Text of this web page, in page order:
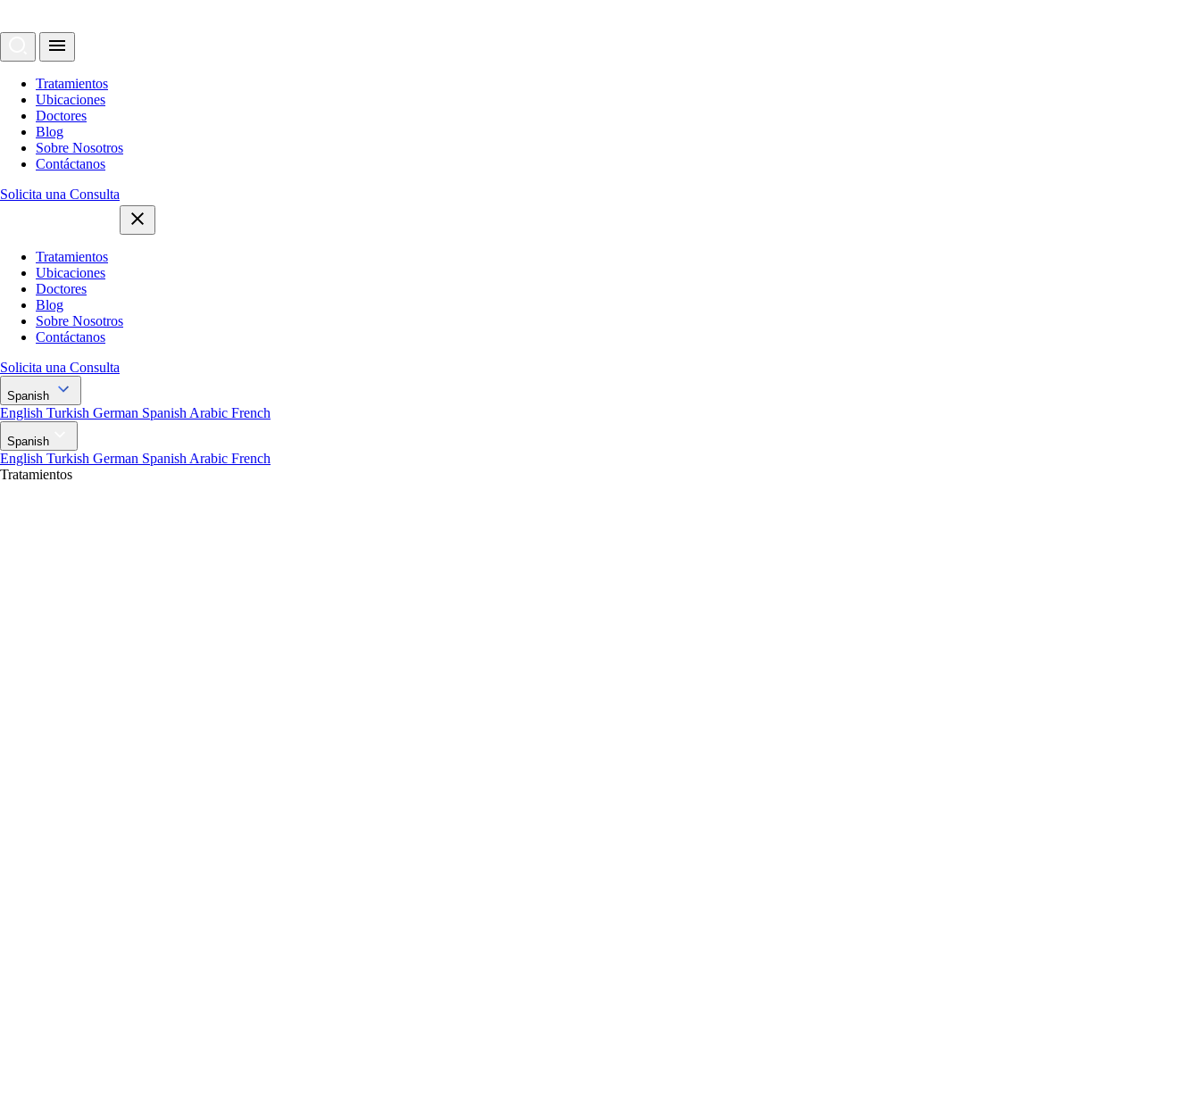
Tratamientos
Ubicaciones
Doctores
Blog
Sobre Nosotros
Contáctanos
Solicita una Consulta
Tratamientos
Ubicaciones
Doctores
Blog
Sobre Nosotros
Contáctanos
Solicita una Consulta
Spanish
English Turkish German Spanish Arabic French
Spanish
English Turkish German Spanish Arabic French
Tratamientos